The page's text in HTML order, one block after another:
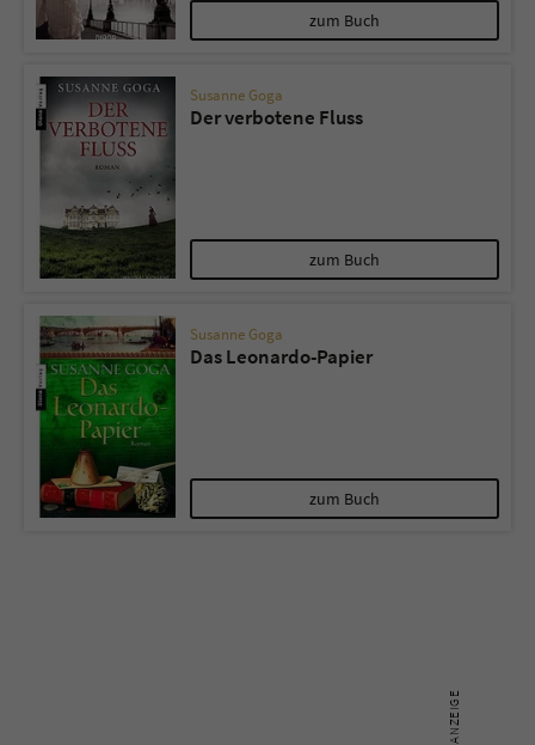
zum Buch
Susanne Goga
Der verbotene Fluss
zum Buch
Susanne Goga
Das Leonardo-Papier
zum Buch